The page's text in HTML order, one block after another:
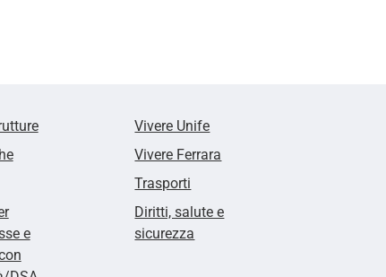
e
Vivere Unife
Vivere Ferrara
Trasporti
Diritti, salute e
sicurezza